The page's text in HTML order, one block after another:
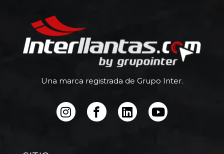
Una marca registrada de Grupo Inter.